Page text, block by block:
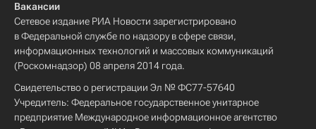
Вакансии
Сетевое издание РИА Новости зарегистрировано
в Федеральной службе по надзору в сфере связи,
информационных технологий и массовых коммуникаций
(Роскомнадзор) 08 апреля 2014 года.
Свидетельство о регистрации Эл № ФС77-57640
Учредитель: Федеральное государственное унитарное
предприятие Международное информационное агентство